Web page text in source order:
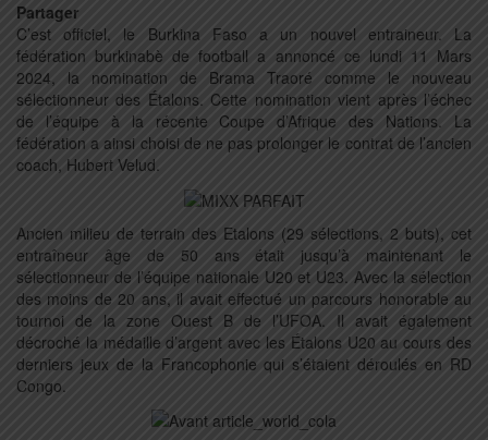
Partager
C’est officiel, le Burkina Faso a un nouvel entraineur. La
fédération burkinabè de football a annoncé ce lundi 11 Mars
2024, la nomination de Brama Traoré comme le nouveau
sélectionneur des Étalons. Cette nomination vient après l’échec
de l’équipe à la récente Coupe d’Afrique des Nations. La
fédération a ainsi choisi de ne pas prolonger le contrat de l’ancien
coach, Hubert Velud.
Ancien milieu de terrain des Etalons (29 sélections, 2 buts), cet
entraîneur âge de 50 ans était jusqu’à maintenant le
sélectionneur de l’équipe nationale U20 et U23. Avec la sélection
des moins de 20 ans, il avait effectué un parcours honorable au
tournoi de la zone Ouest B de l’UFOA. Il avait également
décroché la médaille d’argent avec les Étalons U20 au cours des
derniers jeux de la Francophonie qui s’étaient déroulés en RD
Congo.